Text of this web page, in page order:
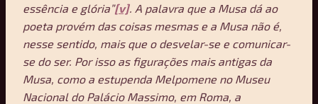
essência e glória”[v]. A palavra que a Musa dá ao
poeta provém das coisas mesmas e a Musa não é,
nesse sentido, mais que o desvelar-se e comunicar-
se do ser. Por isso as figurações mais antigas da
Musa, como a estupenda Melpomene no Museu
Nacional do Palácio Massimo, em Roma, a